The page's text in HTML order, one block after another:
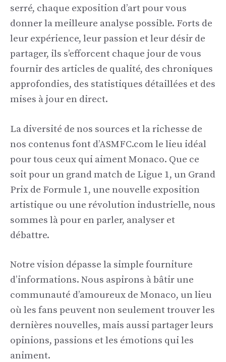
serré, chaque exposition d’art pour vous
donner la meilleure analyse possible. Forts de
leur expérience, leur passion et leur désir de
partager, ils s’efforcent chaque jour de vous
fournir des articles de qualité, des chroniques
approfondies, des statistiques détaillées et des
mises à jour en direct.
La diversité de nos sources et la richesse de
nos contenus font d’ASMFC.com le lieu idéal
pour tous ceux qui aiment Monaco. Que ce
soit pour un grand match de Ligue 1, un Grand
Prix de Formule 1, une nouvelle exposition
artistique ou une révolution industrielle, nous
sommes là pour en parler, analyser et
débattre.
Notre vision dépasse la simple fourniture
d’informations. Nous aspirons à bâtir une
communauté d’amoureux de Monaco, un lieu
où les fans peuvent non seulement trouver les
dernières nouvelles, mais aussi partager leurs
opinions, passions et les émotions qui les
animent.